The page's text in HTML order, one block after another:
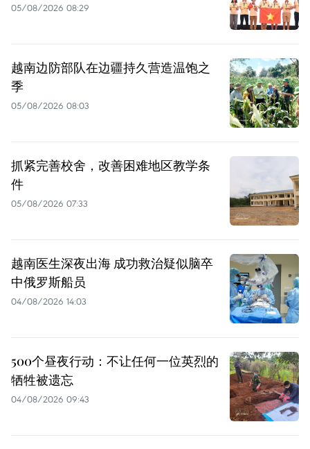
05/08/2026 08:29
越南边防部队在边疆持久营造温饱之
季
05/08/2026 08:03
抓紧完善校舍，改善困难地区教学条
件
05/08/2026 07:33
越南医生深夜出海 成功救治疑似脑卒
中俄罗斯船员
04/08/2026 14:03
500个昼夜行动：不让任何一位英烈的
牺牲被遗忘
04/08/2026 09:43